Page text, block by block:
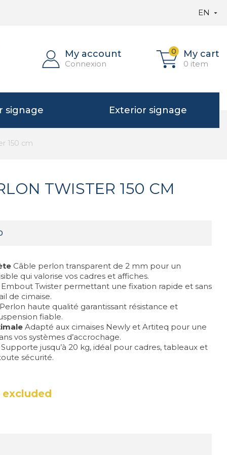
EN 
My account
Connexion
0 My cart
0 item
signage Exterior signage
150 cm
TWISTER 150 CM
Câble perlon transparent de 2 mm pour un
qui valorise vos cadres et affiches.
Embout Twister permettant une fixation rapide et sans
de cimaise.
Perlon haute qualité garantissant résistance et
fiable.
Adapté aux cimaises Newly et Artiteq pour une
vos systèmes d’accrochage.
Supporte jusqu’à 20 kg, idéal pour cadres, tableaux et
sécurité.
excluded